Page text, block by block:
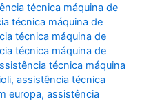
técnica máquina de
técnica máquina de
técnica máquina de
técnica máquina de
técnica máquina
,assistência técnica
europa,assistência